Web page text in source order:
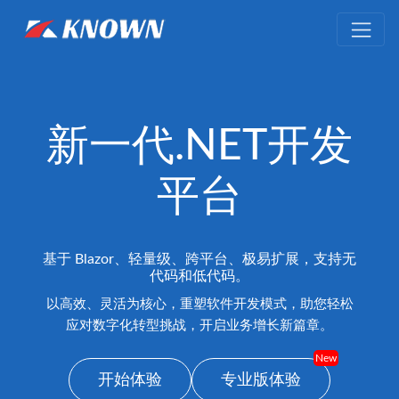
新一代.NET开发
平台
基于 Blazor 、轻量级、跨平台、极易扩展，支持无
代码和低代码。
以高效、‌灵活为核心，‌重塑软件开发模式，‌助您轻松
应对数字化转型挑战，‌开启业务增长新篇章。‌‌
开始体验 专业版体验
New